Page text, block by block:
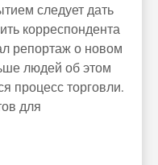
следует дать
корреспондента
репортаж о новом
людей об этом
процесс торговли.
для